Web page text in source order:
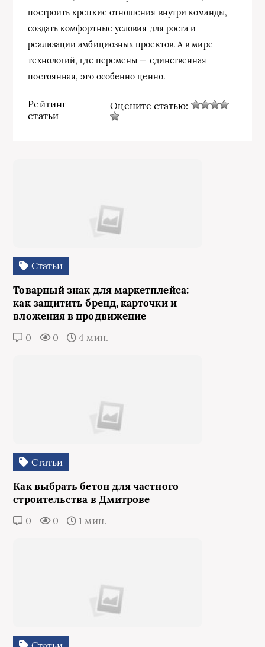
построить крепкие отношения внутри команды,
создать комфортные условия для роста и
реализации амбициозных проектов. А в мире
технологий, где перемены — единственная
постоянная, это особенно ценно.
Рейтинг
статьи
Оцените статью:
Статьи
Товарный знак для маркетплейса:
как защитить бренд, карточки и
вложения в продвижение
0 0 4 мин.
Статьи
Как выбрать бетон для частного
строительства в Дмитрове
0 0 1 мин.